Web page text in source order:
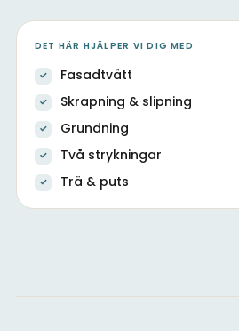
DET HÄR HJÄLPER VI DIG MED
Fasadtvätt
Skrapning & slipning
Grundning
Två strykningar
Trä & puts
Fasad, dörrar & fönster